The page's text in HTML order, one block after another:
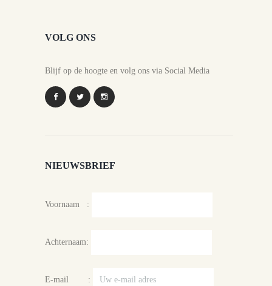
VOLG ONS
Blijf op de hoogte en volg ons via Social Media
NIEUWSBRIEF
Voornaam :
Achternaam:
E-mail :